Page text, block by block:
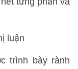
luận
trình bày rành